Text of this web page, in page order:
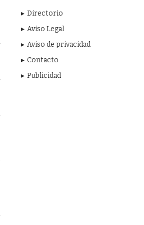
Directorio
Aviso Legal
Aviso de privacidad
Contacto
Publicidad